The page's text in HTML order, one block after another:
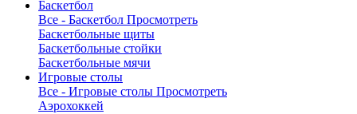
Баскетбол
Все - Баскетбол Просмотреть
Баскетбольные щиты
Баскетбольные стойки
Баскетбольные мячи
Игровые столы
Все - Игровые столы Просмотреть
Аэрохоккей